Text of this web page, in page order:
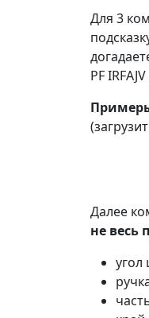
Для 3
PF
Далее
не весь
угол